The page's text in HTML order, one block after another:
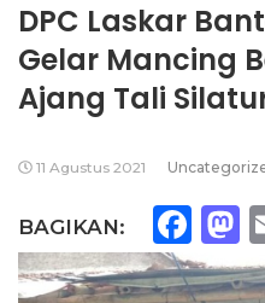
DPC Laskar
Gelar Mancing
Ajang Tali
11 Agustus 2021
BAGIKAN: